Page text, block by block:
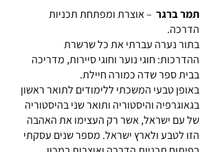
תמר ברגר – אוצרת ומפתחת תכניות
הדרכה.
בתור נערה עברתי את כל שרשרת
ההדרכות: חוגי נוער וחוגי סיירות, מדריכה
בבית ספר שדה כמורה חיילת.
באופן טבעי המשכתי ללימודים לתואר ראשון
בגאוגרפיה והיסטוריה ותואר שני בהיסטוריה
של עם ישראל, אשר רק העצימו את האהבה
הזו לטבע ולארץ ישראל. מספר שנים עסקתי